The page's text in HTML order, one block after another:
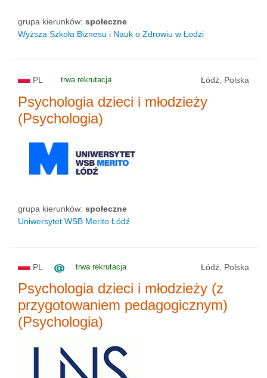
grupa kierunków: społeczne
Wyższa Szkoła Biznesu i Nauk o Zdrowiu w Łodzi
PL trwa rekrutacja Łódź, Polska
Psychologia dzieci i młodzieży
(Psychologia)
grupa kierunków: społeczne
Uniwersytet WSB Merito Łódź
PL trwa rekrutacja Łódź, Polska
Psychologia dzieci i młodzieży (z
przygotowaniem pedagogicznym)
(Psychologia)